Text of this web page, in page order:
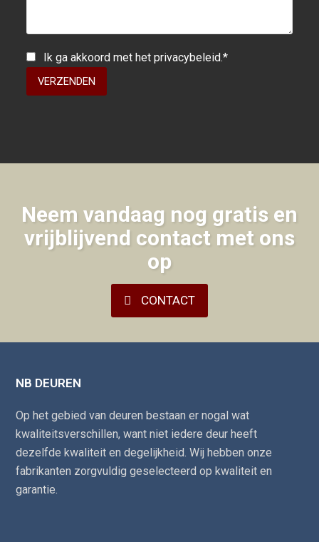
Ik ga akkoord met hetprivacybeleid.*
Neem vandaag nog gratis en
vrijblijvend contact met ons
op
CONTACT
NB DEUREN
Op het gebied van deuren bestaan er nogal wat
kwaliteitsverschillen, want niet iedere deur heeft
dezelfde kwaliteit en degelijkheid. Wij hebben onze
fabrikanten zorgvuldig geselecteerd op kwaliteit en
garantie.